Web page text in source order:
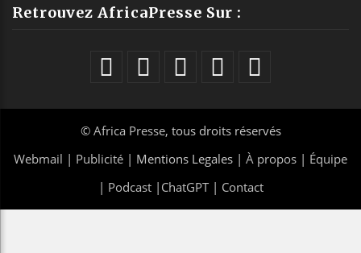
Retrouvez AfricaPresse Sur :
© Africa Presse, tous droits réservés
Webmail | Publicité | Mentions Legales | À propos | Équipe
| Podcast| ChatGPT| Contact